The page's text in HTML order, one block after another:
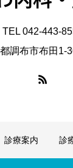
TEL 042-443-
調布市布田1-
診療案内 診